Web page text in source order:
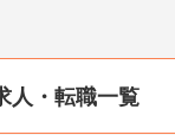
人・転職一覧